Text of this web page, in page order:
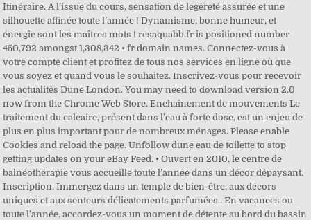
Itinéraire. A l’issue du cours, sensation de légèreté assurée et une
silhouette affinée toute l’année ! Dynamisme, bonne humeur, et
énergie sont les maîtres mots ! resaquabb.fr is positioned number
450,792 amongst 1,308,342 • fr domain names. Connectez-vous à
votre compte client et profitez de tous nos services en ligne où que
vous soyez et quand vous le souhaitez. Inscrivez-vous pour recevoir
les actualités Dune London. You may need to download version 2.0
now from the Chrome Web Store. Enchaînement de mouvements Le
traitement du calcaire, présent dans l’eau à forte dose, est un enjeu de
plus en plus important pour de nombreux ménages. Please enable
Cookies and reload the page. Unfollow dune eau de toilette to stop
getting updates on your eBay Feed. • Ouvert en 2010, le centre de
balnéothérapie vous accueille toute l’année dans un décor dépaysant.
Inscription. Immergez dans un temple de bien-être, aux décors
uniques et aux senteurs délicatements parfumées.. En vacances ou
toute l’année, accordez-vous un moment de détente au bord du bassin